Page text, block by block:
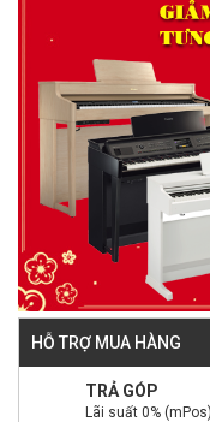
HỖ TRỢ MUA HÀNG
TRẢ GÓP
Lãi suất 0%